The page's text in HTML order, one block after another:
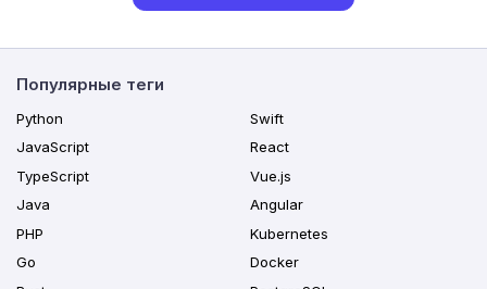
Популярные теги
Python
JavaScript
TypeScript
Java
PHP
Go
Swift
React
Vue.js
Angular
Kubernetes
Docker